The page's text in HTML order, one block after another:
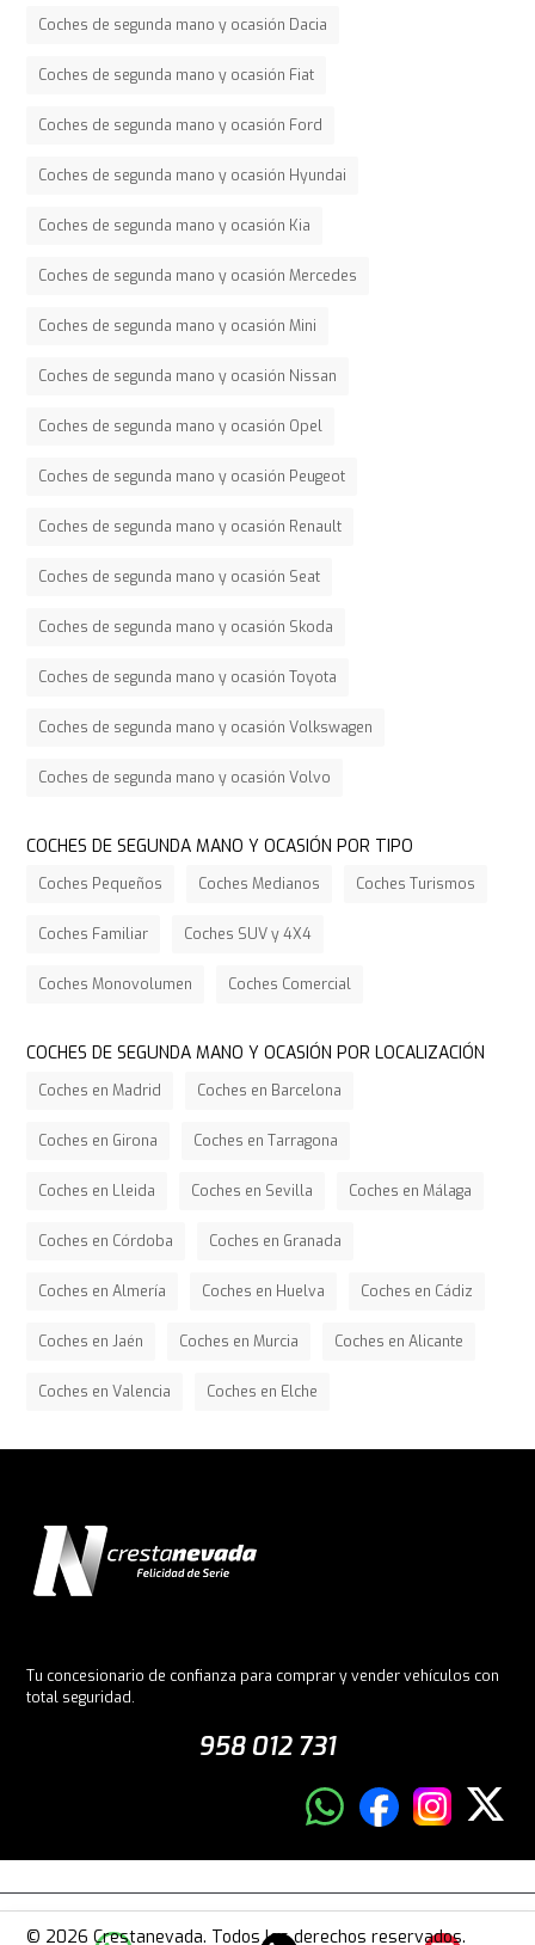
Coches de segunda mano y ocasión Dacia
Coches de segunda mano y ocasión Fiat
Coches de segunda mano y ocasión Ford
Coches de segunda mano y ocasión Hyundai
Coches de segunda mano y ocasión Kia
Coches de segunda mano y ocasión Mercedes
Coches de segunda mano y ocasión Mini
Coches de segunda mano y ocasión Nissan
Coches de segunda mano y ocasión Opel
Coches de segunda mano y ocasión Peugeot
Coches de segunda mano y ocasión Renault
Coches de segunda mano y ocasión Seat
Coches de segunda mano y ocasión Skoda
Coches de segunda mano y ocasión Toyota
Coches de segunda mano y ocasión Volkswagen
Coches de segunda mano y ocasión Volvo
COCHES DE SEGUNDA MANO Y OCASIÓN POR TIPO
Coches Pequeños Coches Medianos Coches Turismos
Coches Familiar Coches SUV y 4X4
Coches Monovolumen Coches Comercial
COCHES DE SEGUNDA MANO Y OCASIÓN POR LOCALIZACIÓN
Coches en Madrid Coches en Barcelona
Coches en Girona Coches en Tarragona
Coches en Lleida Coches en Sevilla Coches en Málaga
Coches en Córdoba Coches en Granada
Coches en Almería Coches en Huelva Coches en Cádiz
Coches en Jaén Coches en Murcia Coches en Alicante
Coches en Valencia Coches en Elche
Tu concesionario de confianza para comprar y vender vehículos con
total seguridad.
958 012 731
© 2026 Crestanevada. Todos los derechos reservados.